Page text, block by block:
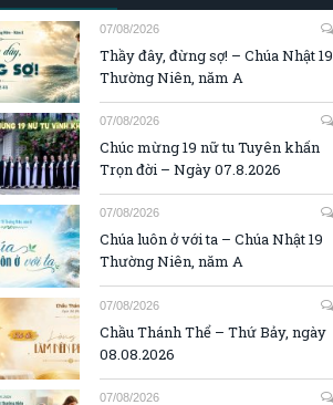
07/08/2026
Thầy đây, đừng sợ! – Chúa Nhật 19
Thường Niên, năm A
07/08/2026
Chúc mừng 19 nữ tu Tuyên khấn
Trọn đời – Ngày 07.8.2026
07/08/2026
Chúa luôn ở với ta – Chúa Nhật 19
Thường Niên, năm A
07/08/2026
Chầu Thánh Thể – Thứ Bảy, ngày
08.08.2026
07/08/2026